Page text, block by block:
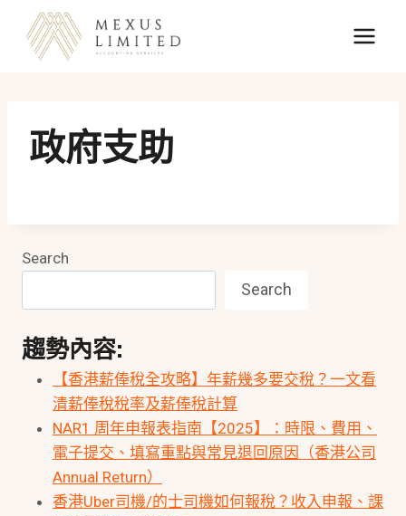
content
政府支助
Search
Search
趨勢內容:
【香港薪俸稅全攻略】年薪幾多要交稅？一文看
清薪俸稅稅率及薪俸稅計算
NAR1 周年申報表指南【2025】：時限、費用、
電子提交、填寫重點與常見退回原因（香港公司
Annual Return）
香港Uber司機/的士司機如何報稅？收入申報、課